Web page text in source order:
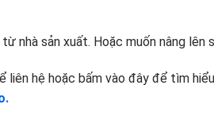
nhà sản xuất. Hoặc muốn nâng lên
liên hệ hoặc bấm vào đây để tìm